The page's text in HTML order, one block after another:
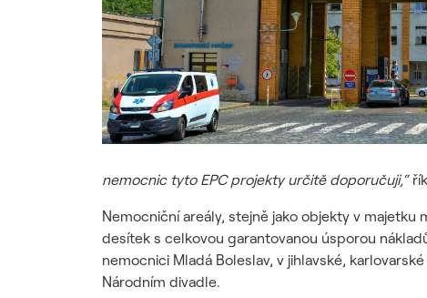
nemocnic tyto EPC projekty určitě doporučuji,“
Nemocniční areály, stejně jako objekty v majetku
desítek s celkovou garantovanou úsporou
nemocnici Mladá Boleslav, v jihlavské,
Národním divadle.